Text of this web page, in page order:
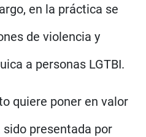
en la práctica se
de violencia y
a personas LGTBI.
quiere poner en valor
presentada por